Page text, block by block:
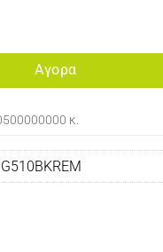
ποσότητα
Αγορα
κ.